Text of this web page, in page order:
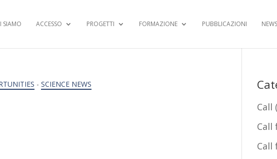
SIAMO ACCESSO PROGETTI FORMAZIONE PUBBLICAZIONI NEWS
-SCIENCE NEWS
Call
Call
Call